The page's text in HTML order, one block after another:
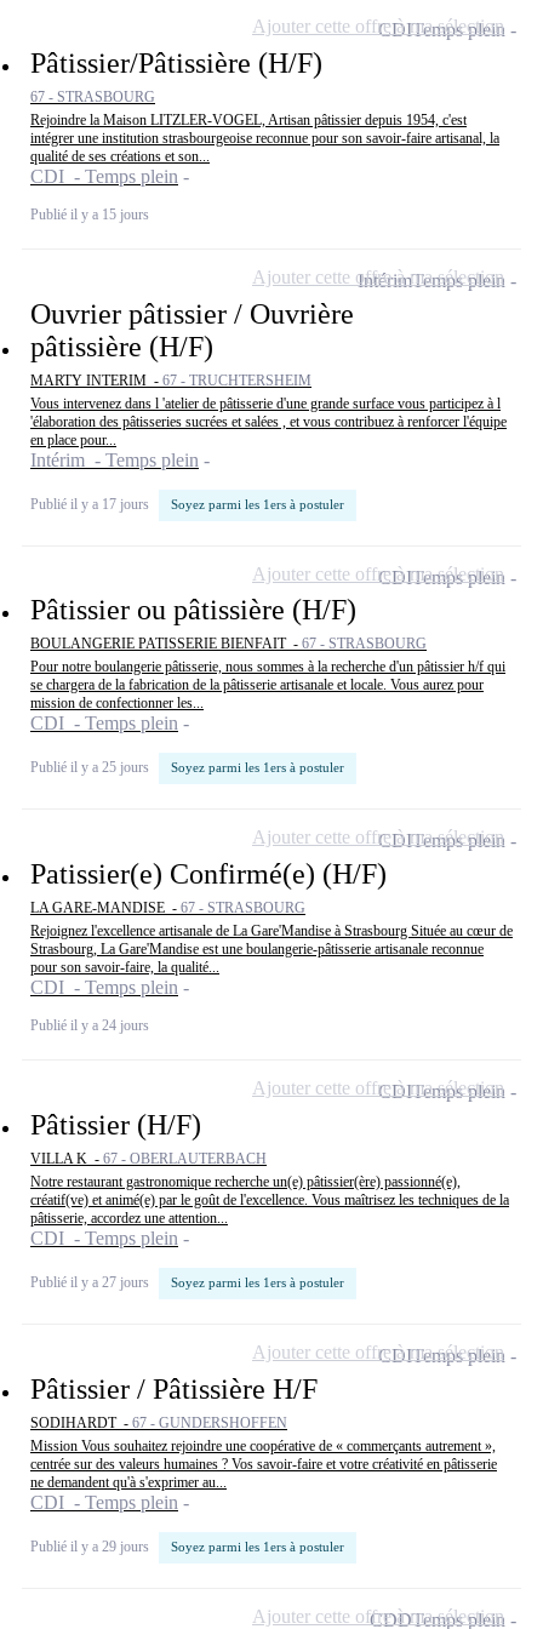
Pâtissier/Pâtissière (H/F)
67 - STRASBOURG
Rejoindre la Maison LITZLER-VOGEL, Artisan pâtissier depuis 1954, c'est
intégrer une institution strasbourgeoise reconnue pour son savoir-faire artisanal, la
qualité de ses créations et son...
CDI - Temps plein
Publié il y a 15 jours
CDITemps plein
Ajouter cette offre à ma sélection
Ouvrier pâtissier / Ouvrière
pâtissière (H/F)
MARTY INTERIM - 67 - TRUCHTERSHEIM
Vous intervenez dans l 'atelier de pâtisserie d'une grande surface vous participez à l
'élaboration des pâtisseries sucrées et salées , et vous contribuez à renforcer l'équipe
en place pour...
Intérim - Temps plein
Publié il y a 17 jours Soyez parmi les 1ers à postuler
IntérimTemps plein
Ajouter cette offre à ma sélection
Pâtissier ou pâtissière (H/F)
BOULANGERIE PATISSERIE BIENFAIT - 67 - STRASBOURG
Pour notre boulangerie pâtisserie, nous sommes à la recherche d'un pâtissier h/f qui
se chargera de la fabrication de la pâtisserie artisanale et locale. Vous aurez pour
mission de confectionner les...
CDI - Temps plein
Publié il y a 25 jours Soyez parmi les 1ers à postuler
CDITemps plein
Ajouter cette offre à ma sélection
Patissier(e) Confirmé(e) (H/F)
LA GARE-MANDISE - 67 - STRASBOURG
Rejoignez l'excellence artisanale de La Gare'Mandise à Strasbourg Située au cœur de
Strasbourg, La Gare'Mandise est une boulangerie-pâtisserie artisanale reconnue
pour son savoir-faire, la qualité...
CDI - Temps plein
Publié il y a 24 jours
CDITemps plein
Ajouter cette offre à ma sélection
Pâtissier (H/F)
VILLA K - 67 - OBERLAUTERBACH
Notre restaurant gastronomique recherche un(e) pâtissier(ère) passionné(e),
créatif(ve) et animé(e) par le goût de l'excellence. Vous maîtrisez les techniques de la
pâtisserie, accordez une attention...
CDI - Temps plein
Publié il y a 27 jours Soyez parmi les 1ers à postuler
CDITemps plein
Ajouter cette offre à ma sélection
Pâtissier / Pâtissière H/F
SODIHARDT - 67 - GUNDERSHOFFEN
Mission Vous souhaitez rejoindre une coopérative de « commerçants autrement »,
centrée sur des valeurs humaines ? Vos savoir-faire et votre créativité en pâtisserie
ne demandent qu'à s'exprimer au...
CDI - Temps plein
Publié il y a 29 jours Soyez parmi les 1ers à postuler
CDITemps plein
Ajouter cette offre à ma sélection
CDDTemps plein
Ajouter cette offre à ma sélection